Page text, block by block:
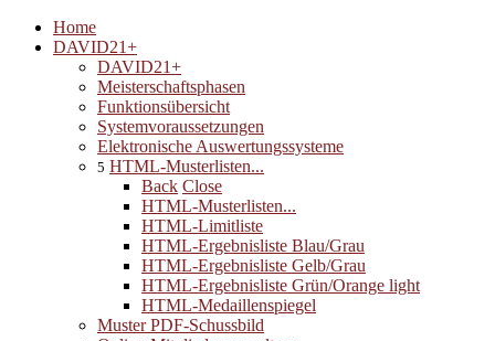
Home
DAVID21+
DAVID21+
Meisterschaftsphasen
Funktionsübersicht
Systemvoraussetzungen
Elektronische Auswertungssysteme
5 HTML-Musterlisten...
Back Close
HTML-Musterlisten...
HTML-Limitliste
HTML-Ergebnisliste Blau/Grau
HTML-Ergebnisliste Gelb/Grau
HTML-Ergebnisliste Grün/Orange light
HTML-Medaillenspiegel
Muster PDF-Schussbild